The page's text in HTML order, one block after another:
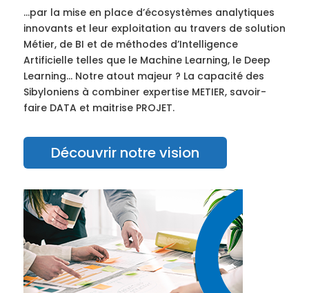
…par la mise en place d’écosystèmes analytiques
innovants et leur exploitation au travers de solution
Métier, de BI et de méthodes d’Intelligence
Artificielle telles que le Machine Learning, le Deep
Learning… Notre atout majeur ? La capacité des
Sibyloniens à combiner expertise METIER, savoir-
faire DATA et maitrise PROJET.
Découvrir notre vision